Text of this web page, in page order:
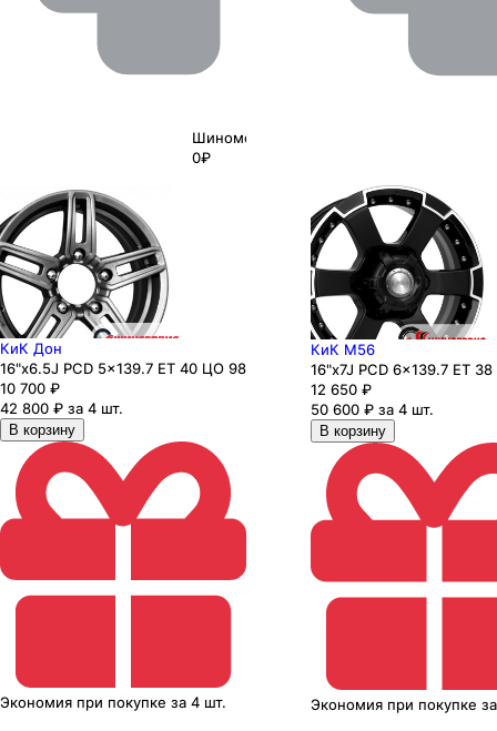
Шиномонтаж
0₽
КиК Дон
16"x6.5J PCD 5x139.7 ЕТ 40 ЦО 98
10 700 ₽
42 800 ₽ за 4 шт.
В корзину
Экономия при покупке за 4 шт.
КиК M56
16"x7J PCD 6x139.7 ЕТ
12 650 ₽
50 600 ₽ за 4 шт.
В корзину
Экономия при покупке